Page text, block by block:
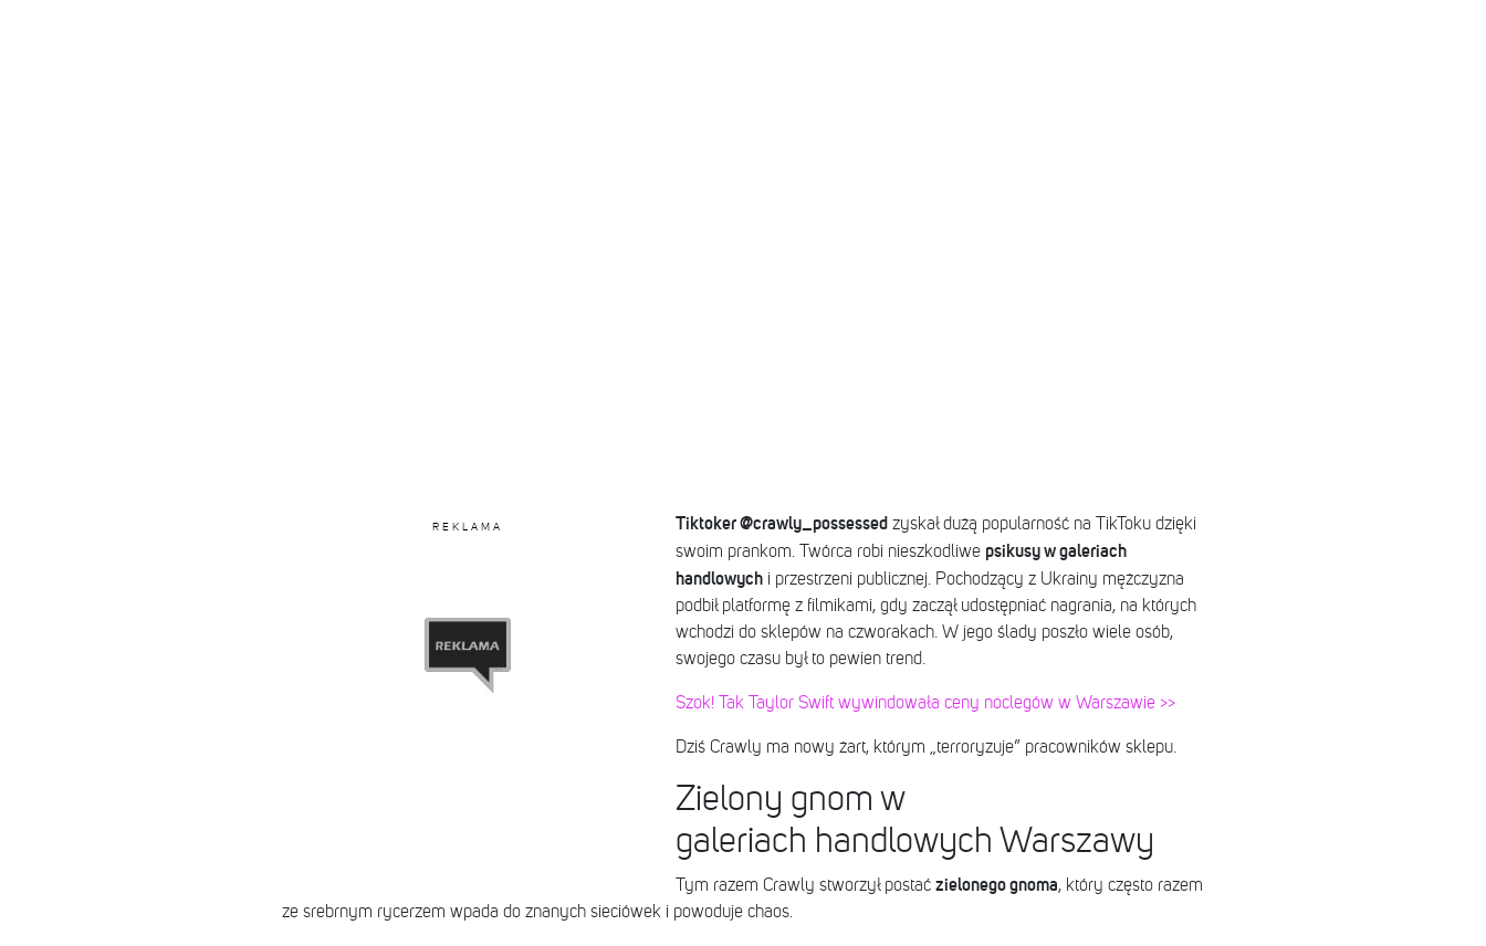
REKLAMA Tiktoker @crawly_possessedzyskał dużą popularność na TikToku dzięki
swoim prankom. Twórca robi nieszkodliwe psikusy w galeriach
handlowychi przestrzeni publicznej. Pochodzący z Ukrainy mężczyzna
podbił platformę z filmikami, gdy zaczął udostępniać nagrania, na których
wchodzi do sklepów na czworakach. W jego ślady poszło wiele osób,
swojego czasu był to pewien trend.
Szok! Tak Taylor Swift wywindowała ceny noclegów w Warszawie >>
Dziś Crawly ma nowy żart, którym „terroryzuje” pracowników sklepu.
Zielony gnom w
galeriach handlowych Warszawy
Tym razem Crawly stworzył postać zielonego gnoma, który często razem
ze srebrnym rycerzem wpada do znanych sieciówek i powoduje chaos.